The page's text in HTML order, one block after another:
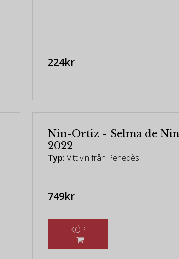
224kr
Nin-Ortiz - Selma de Nin
2022
Typ: Vitt vin från Penedès
749kr